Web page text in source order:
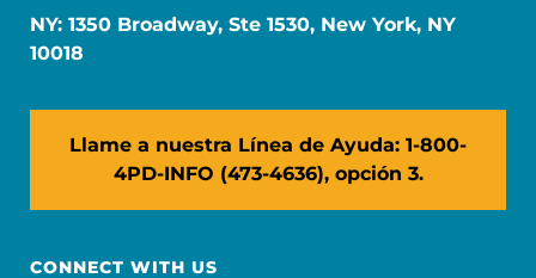
NY: 1350 Broadway, Ste 1530, New York, NY
10018
Llame a nuestra Línea de Ayuda: 1-800-
4PD-INFO (473-4636), opción 3.
CONNECT WITH US